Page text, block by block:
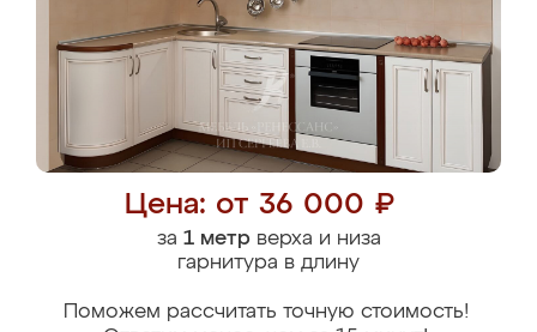
Цена: от 36 000 ₽
за 1 метрверха и низа
гарнитура в длину
Поможем рассчитать точную стоимость!